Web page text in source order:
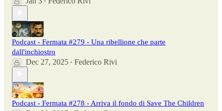
Podcast - Fermata #279 - Una ribellione che parte
dall'inchiostro
Dec 27, 2025 • Federico Rivi
Podcast - Fermata #278 - Arriva il fondo di Save The Children